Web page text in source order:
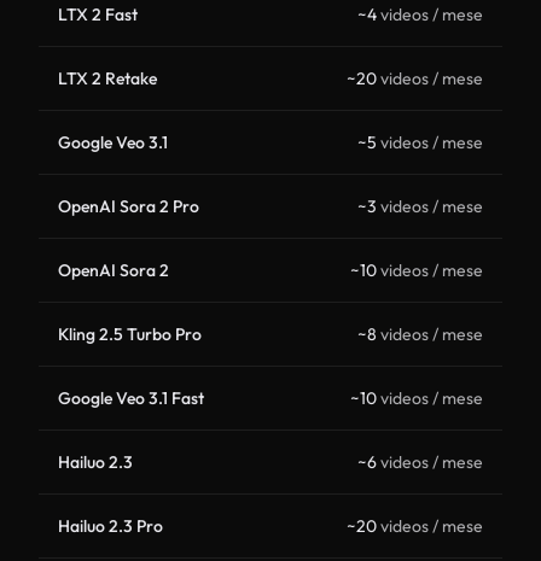
LTX 2 Fast ~4videos / mese
LTX 2 Retake ~20videos / mese
Google Veo 3.1 ~5 videos / mese
OpenAI Sora 2 Pro ~3 videos / mese
OpenAI Sora 2 ~10videos / mese
Kling 2.5 Turbo Pro ~8 videos / mese
Google Veo 3.1 Fast ~10videos / mese
Hailuo 2.3 ~6videos / mese
Hailuo 2.3 Pro ~20videos / mese